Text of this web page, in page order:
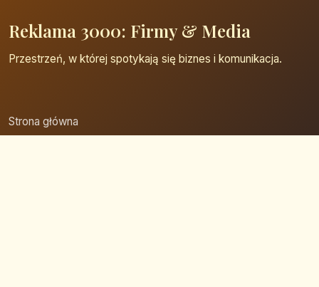
Reklama 3000: Firmy & Media
Przestrzeń, w której spotykają się biznes i komunikacja.
Strona główna